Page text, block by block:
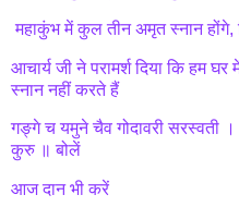
महाकुंभ में कुल तीन अमृत स्नान
आचार्य जी ने परामर्श दिया कि हम
स्नान नहीं करते हैं
गङ्गे च यमुने चैव गोदावरी सरस्वती ।
कुरु ॥ बोलें
आज दान भी करें